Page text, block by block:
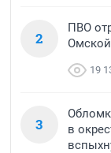
2
ПВО
19
3
в